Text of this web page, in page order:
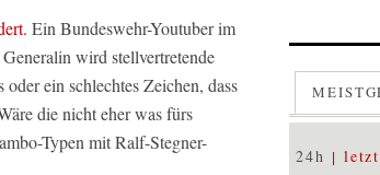
Ein Bundeswehr-Youtuber im
wird stellvertretende
ein schlechtes Zeichen, dass
die nicht eher was fürs
Typen mit Ralf-Stegner-
24h